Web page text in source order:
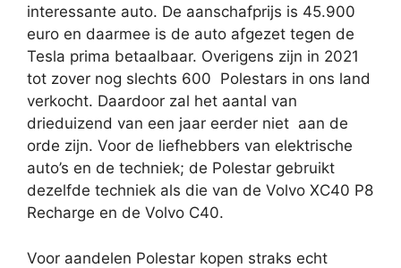
interessante auto. De aanschafprijs is 45.900
euro en daarmee is de auto afgezet tegen de
Tesla prima betaalbaar. Overigens zijn in 2021
tot zover nog slechts 600 Polestars in ons land
verkocht. Daardoor zal het aantal van
drieduizend van een jaar eerder niet aan de
orde zijn. Voor de liefhebbers van elektrische
auto’s en de techniek; de Polestar gebruikt
dezelfde techniek als die van de Volvo XC40 P8
Recharge en de Volvo C40.
Voor aandelen Polestar kopen straks echt